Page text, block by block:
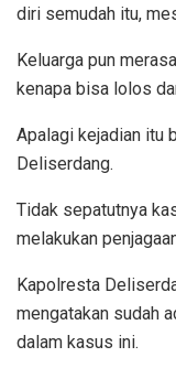
diri semudah itu,
Keluarga pun
kenapa bisa lolos
Apalagi kejadian itu
Deliserdang.
Tidak sepatutnya
melakukan
Kapolresta
mengatakan sudah
dalam kasus ini.